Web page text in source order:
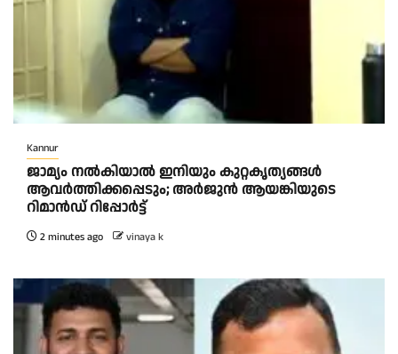
Kannur
ജാമ്യം നൽകിയാൽ ഇനിയും കുറ്റകൃത്യങ്ങൾ
ആവർത്തിക്കപ്പെടും; അർജുൻ ആയങ്കിയുടെ
റിമാൻഡ് റിപ്പോർട്ട്
2 minutes ago vinaya k